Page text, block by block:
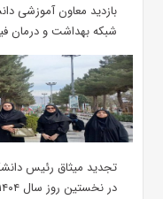
بازدید معاون آموزشی
شبکه بهداشت و درمان
تجدید میثاق رئیس
در نخستین روز سال ۱۴۰۴